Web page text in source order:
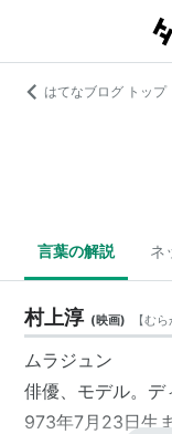
はてなブログ トップ
言葉の解説 ネ
村上淳 (映画) 【むら
ムラジュン
俳優、モデル。デ
973年7月23日生